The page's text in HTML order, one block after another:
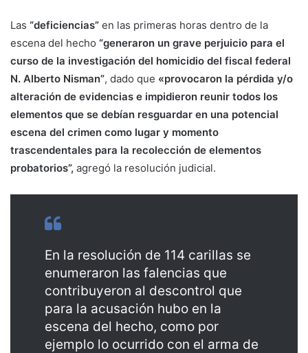
Las “deficiencias” en las primeras horas dentro de la
escena del hecho “generaron un grave perjuicio para el
curso de la investigación del homicidio del fiscal federal
N. Alberto Nisman”, dado que «provocaron la pérdida y/o
alteración de evidencias e impidieron reunir todos los
elementos que se debían resguardar en una potencial
escena del crimen como lugar y momento
trascendentales para la recolección de elementos
probatorios”, agregó la resolución judicial.
En la resolución de 114 carillas se
enumeraron las falencias que
contribuyeron al descontrol que
para la acusación hubo en la
escena del hecho, como por
ejemplo lo ocurrido con el arma de